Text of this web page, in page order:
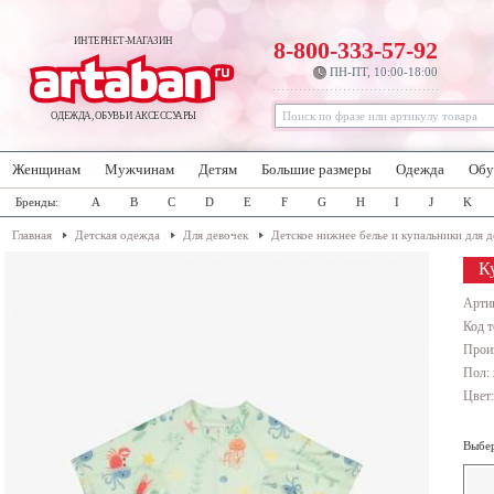
ИНТЕРНЕТ-МАГАЗИН
ОДЕЖДА, ОБУВЬ И АКСЕССУАРЫ
8-800-333-57-92
ПН-ПТ, 10:00-18:00
Женщинам Мужчинам Детям Большие размеры Одежда
Бренды: A B C D E F G H I J K
Главная Детская одежда Для девочек Детское нижнее белье и купальники для
Код
Пол: